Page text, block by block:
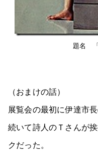
題名 「
（おまけの話）
展覧会の最初に伊達市
続いて詩人のＴさんが
クだった。